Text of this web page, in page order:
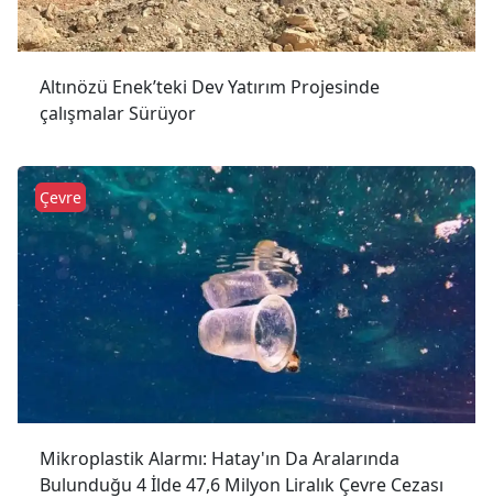
Altınözü Enek’teki Dev Yatırım Projesinde
çalışmalar Sürüyor
Mikroplastik Alarmı: Hatay'ın Da Aralarında
Bulunduğu 4 İlde 47,6 Milyon Liralık Çevre Cezası
Çevre